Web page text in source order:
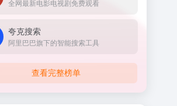
全网最新电影电视剧免费观看
夸克搜索
阿里巴巴旗下的智能搜索工具
查看完整榜单